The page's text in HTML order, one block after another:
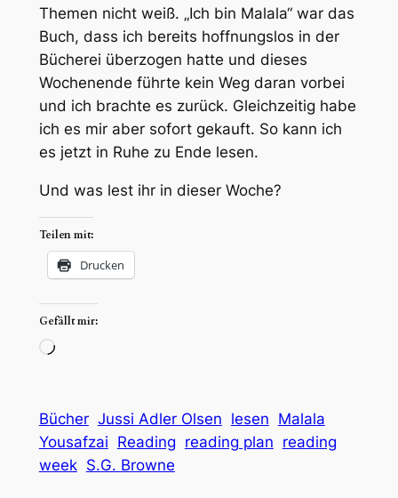
Themen nicht weiß. „Ich bin Malala“ war das
Buch, dass ich bereits hoffnungslos in der
Bücherei überzogen hatte und dieses
Wochenende führte kein Weg daran vorbei
und ich brachte es zurück. Gleichzeitig habe
ich es mir aber sofort gekauft. So kann ich
es jetzt in Ruhe zu Ende lesen.
Und was lest ihr in dieser Woche?
Teilen mit:
Drucken
Gefällt mir:
Wird
Bücher Jussi Adler Olsen lesen Malala
Yousafzai Reading reading plan reading
week S.G. Browne